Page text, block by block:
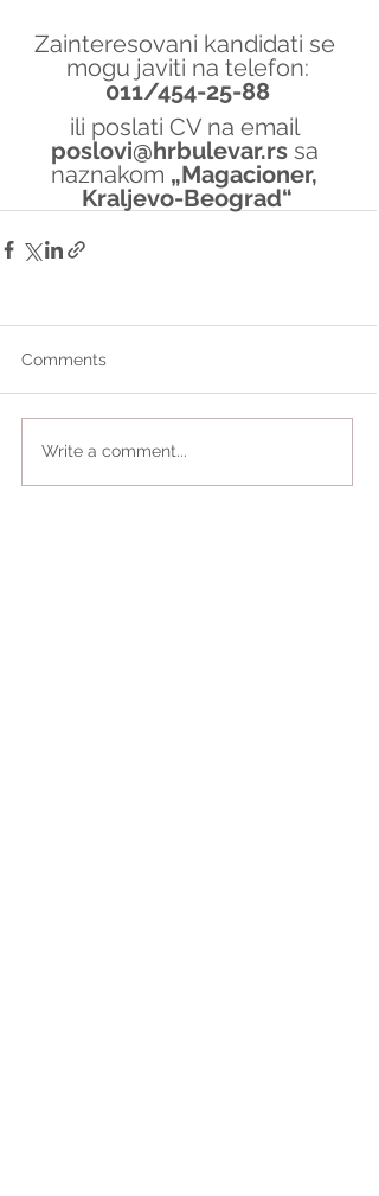
Zainteresovani kandidati se
mogu javiti na telefon:
011/454-25-88
ili poslati CV na email
poslovi@hrbulevar.rs sa
naznakom „Magacioner,
Kraljevo-Beograd“
Comments
Write a comment...